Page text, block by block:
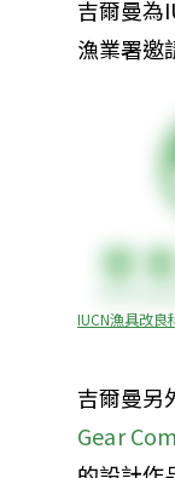
吉爾曼為
漁業署邀
IUCN漁具改良
吉爾曼另
Gear